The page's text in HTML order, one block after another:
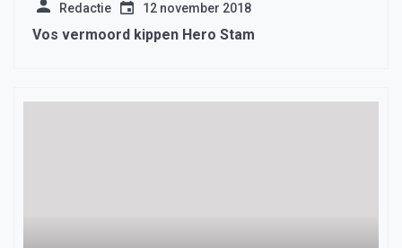
Redactie 12 november 2018
Vos vermoord kippen Hero Stam